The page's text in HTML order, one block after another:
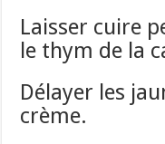
Laisser cuire
le thym de la
Délayer les
crème.